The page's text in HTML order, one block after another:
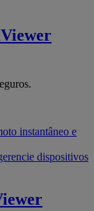
instantâneo e
dispositivos